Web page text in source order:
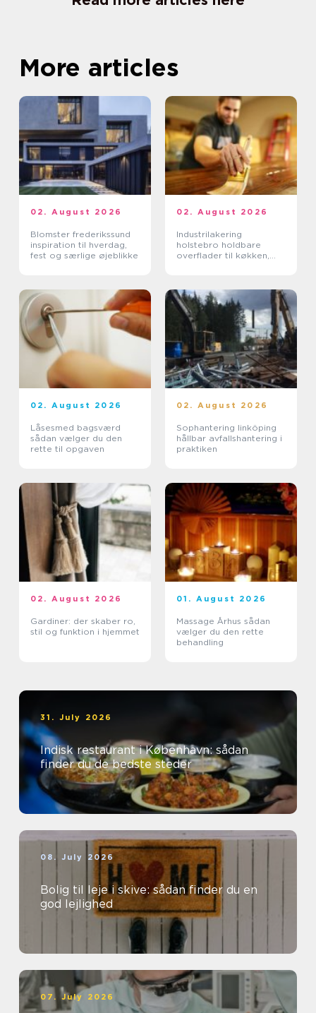
More articles
02. August 2026
Blomster frederikssund
inspiration til hverdag,
fest og særlige øjeblikke
02. August 2026
Industrilakering
holstebro holdbare
overflader til køkken,
02. August 2026
Låsesmed bagsværd
sådan vælger du den
rette til opgaven
02. August 2026
Sophantering linköping
hållbar avfallshantering i
praktiken
02. August 2026
Gardiner: der skaber ro,
stil og funktion i hjemmet
01. August 2026
Massage Århus sådan
vælger du den rette
behandling
31. July 2026
Indisk restaurant i København: sådan
finder du de bedste steder
08. July 2026
Bolig til leje i skive: sådan finder du en
god lejlighed
07. July 2026